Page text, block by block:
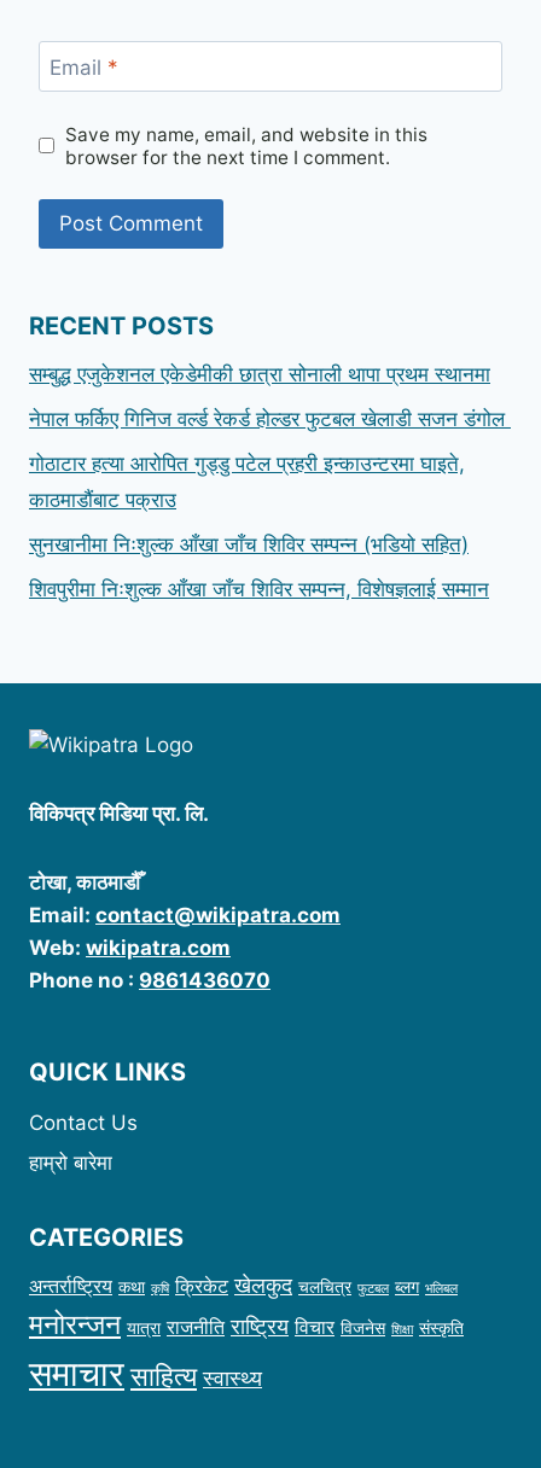
Email *
Save my name, email, and website in this
browser for the next time I comment.
RECENT POSTS
सम्बुद्ध एजुकेशनल एकेडेमीकी छात्रा सोनाली थापा प्रथम स्थानमा
नेपाल फर्किए गिनिज वर्ल्ड रेकर्ड होल्डर फुटबल खेलाडी सजन डंगोल
गोठाटार हत्या आरोपित गुड्डु पटेल प्रहरी इन्काउन्टरमा घाइते,
काठमाडौंबाट पक्राउ
सुनखानीमा निःशुल्क आँखा जाँच शिविर सम्पन्न (भडियो सहित)
शिवपुरीमा निःशुल्क आँखा जाँच शिविर सम्पन्न, विशेषज्ञलाई सम्मान
विकिपत्र मिडिया प्रा‍‍. लि.
टोखा, काठमाडौँ
Email: contact@wikipatra.com
Web: wikipatra.com
Phone no : 9861436070
QUICK LINKS
Contact Us
हाम्रो बारेमा
CATEGORIES
अन्तर्राष्ट्रिय कथा कृषि क्रिकेट खेलकुद चलचित्र फुटबल ब्लग भलिबल
मनोरन्जन यात्रा राजनीति राष्ट्रिय विचार विजनेस शिक्षा संस्कृति
समाचारसाहित्य स्वास्थ्य